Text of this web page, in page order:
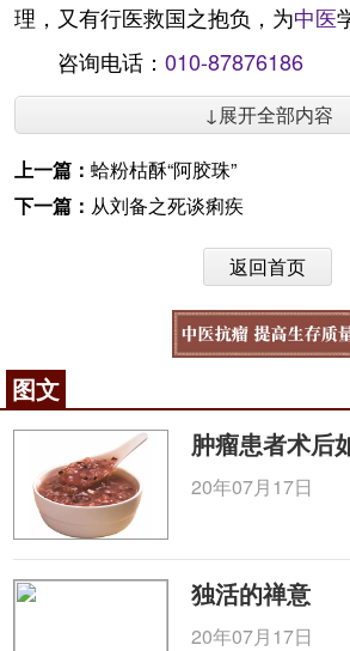
理，又有行医救国之抱负，为中医
咨询电话： 010-87876186
↓展开全部内容
上一篇： 蛤粉枯酥“阿胶珠”
下一篇： 从刘备之死谈痢疾
返回首页
图文
肿瘤患者术后
20年07月17日
独活的禅意
20年07月17日